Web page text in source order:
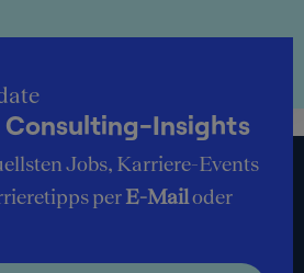
Consulting-Insights
Jobs, Karriere-Events
perE-Mailoder